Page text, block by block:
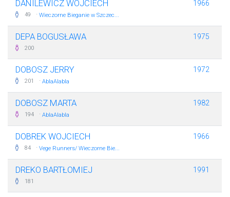
DANILEWICZ WOJCIECH
49 · Wieczorne Bieganie w Szczec...
1966
DEPA BOGUSŁAWA
200
1975
DOBOSZ JERRY
201 · AblaAlabla
1972
DOBOSZ MARTA
194 · AblaAlabla
1982
DOBREK WOJCIECH
84 · Vege Runners/ Wieczorne Bie...
1966
DREKO BARTŁOMIEJ
181
1991